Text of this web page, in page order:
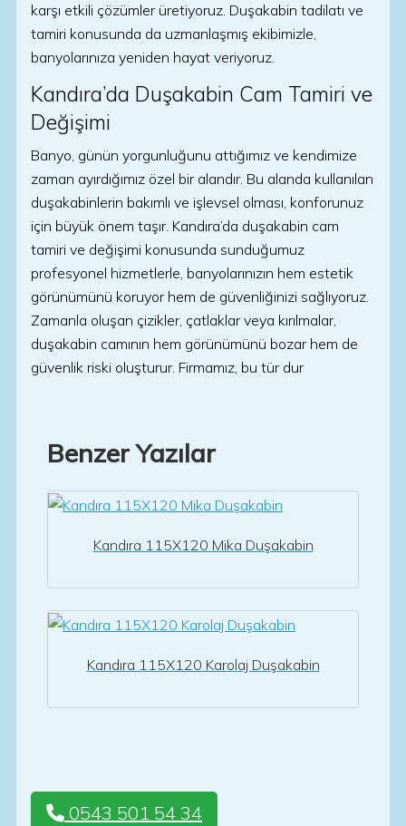
karşı etkili çözümler üretiyoruz. Duşakabin tadilatı ve
tamiri konusunda da uzmanlaşmış ekibimizle,
banyolarınıza yeniden hayat veriyoruz.
Kandıra’da Duşakabin Cam Tamiri ve
Değişimi
Banyo, günün yorgunluğunu attığımız ve kendimize
zaman ayırdığımız özel bir alandır. Bu alanda kullanılan
duşakabinlerin bakımlı ve işlevsel olması, konforunuz
için büyük önem taşır. Kandıra’da duşakabin cam
tamiri ve değişimi konusunda sunduğumuz
profesyonel hizmetlerle, banyolarınızın hem estetik
görünümünü koruyor hem de güvenliğinizi sağlıyoruz.
Zamanla oluşan çizikler, çatlaklar veya kırılmalar,
duşakabin camının hem görünümünü bozar hem de
güvenlik riski oluşturur. Firmamız, bu tür dur
Benzer Yazılar
Kandıra 115X120 Mika Duşakabin
Kandıra 115X120 Karolaj Duşakabin
0543 501 54 34